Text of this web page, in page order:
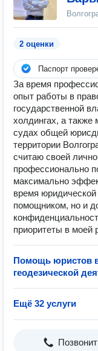
2 оценки
Паспорт
За время
опыт работы в
государственной
холдингах, а также
судах общей
территории
считаю своей
профессионально
максимально
время
помощником, но и
приоритеты в моей
Помощь юристов
геодезической
Ещё 32 услуги